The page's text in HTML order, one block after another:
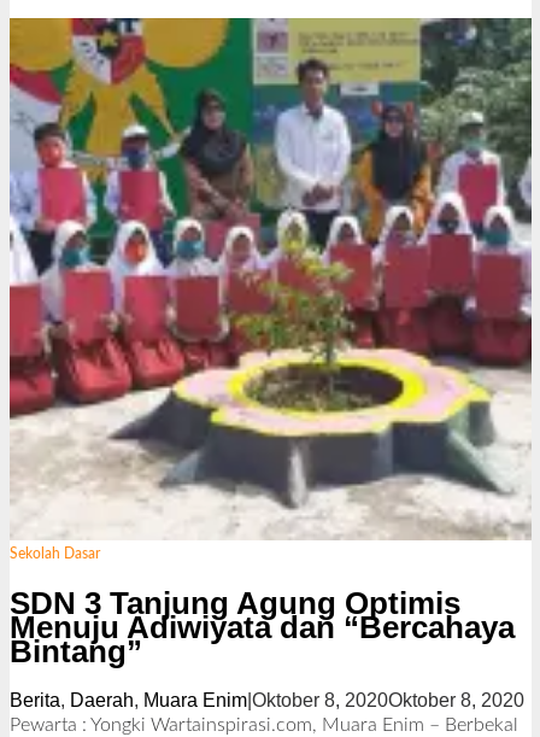
e
d
a
k
s
i
Sekolah Dasar
SDN 3 Tanjung Agung Optimis
Menuju Adiwiyata dan “Bercahaya
Bintang”
Berita, Daerah, Muara Enim| Oktober 8, 2020Oktober 8, 2020o
Pewarta : Yongki Wartainspirasi.com, Muara Enim – Berbekal